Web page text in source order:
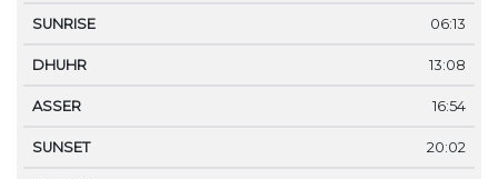
06:13
13:08
16:54
20:02